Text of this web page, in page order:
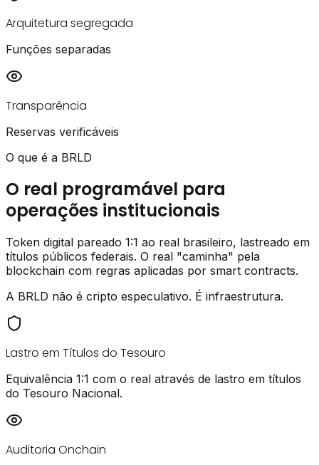
Arquitetura segregada
Funções separadas
Transparência
Reservas verificáveis
O que é a BRLD
O real programável para
operações institucionais
Token digital pareado 1:1 ao real brasileiro, lastreado em
títulos públicos federais. O real "caminha" pela
blockchain com regras aplicadas por smart contracts.
A BRLD não é cripto especulativo. É infraestrutura.
Lastro em Títulos do Tesouro
Equivalência 1:1 com o real através de lastro em títulos
do Tesouro Nacional.
Auditoria Onchain